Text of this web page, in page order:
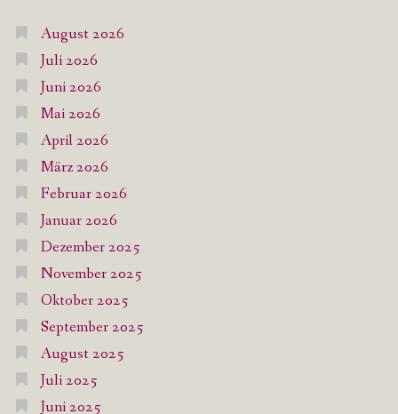
August 2026
Juli 2026
Juni 2026
Mai 2026
April 2026
März 2026
Februar 2026
Januar 2026
Dezember 2025
November 2025
Oktober 2025
September 2025
August 2025
Juli 2025
Juni 2025